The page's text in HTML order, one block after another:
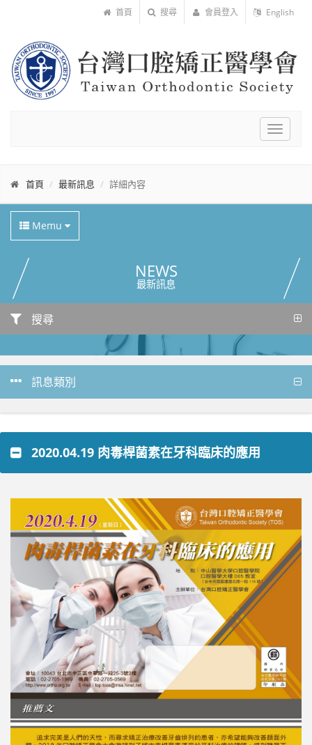
首頁 搜尋 會員登入 English
Toggle
首頁 最新訊息 詳細內容
Memu
NEWS
最新訊息
搜尋
訊息類別
2020.04.19 肉毒桿菌素在牙科臨床的應用